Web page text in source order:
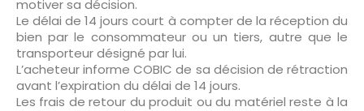
motiver sa décision.
Le délai de 14 jours court à compter de la réception du
bien par le consommateur ou un tiers, autre que le
transporteur désigné par lui.
L’acheteur informe COBIC de sa décision de rétraction
avant l’expiration du délai de 14 jours.
Les frais de retour du produit ou du matériel reste à la